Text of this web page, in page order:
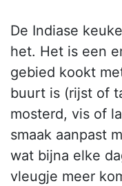
De Indiase
het. Het is een
gebied kookt
buurt is (rijst of
mosterd, vis of
smaak aanpast
wat bijna elke
vleugje meer